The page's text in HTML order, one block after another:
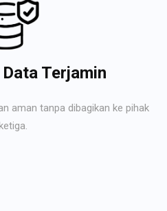
Terjamin
aman tanpa dibagikan ke pihak